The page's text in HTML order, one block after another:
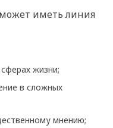
иметь линия
жизни;
в сложных
мнению;